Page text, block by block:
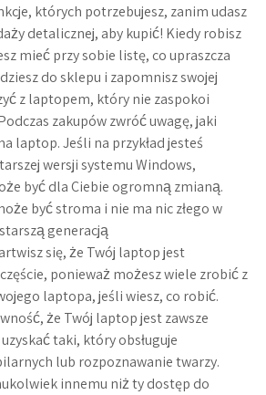
których potrzebujesz, zanim udasz
detalicznej, aby kupić! Kiedy robisz
mieć przy sobie listę, co upraszcza
do sklepu i zapomnisz swojej
z laptopem, który nie zaspokoi
zakupów zwróć uwagę, jaki
laptop. Jeśli na przykład jesteś
wersji systemu Windows,
być dla Ciebie ogromną zmianą.
być stroma i nie ma nic złego w
generacją
się, że Twój laptop jest
ponieważ możesz wiele zrobić z
laptopa, jeśli wiesz, co robić.
że Twój laptop jest zawsze
taki, który obsługuje
lub rozpoznawanie twarzy.
innemu niż ty dostęp do